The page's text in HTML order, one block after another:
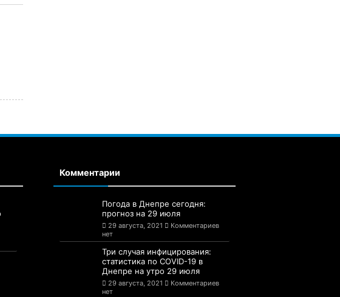
Комментарии
Погода в Днепре сегодня:
прогноз на 29 июля
29 августа, 2021
Комментариев
нет
Три случая инфицирования:
статистика по COVID-19 в
Днепре на утро 29 июля
29 августа, 2021
Комментариев
нет